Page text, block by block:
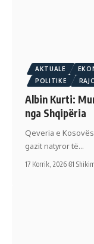
AKTUALE
POLITIKE
Albin Kurti:
nga Shqipëria
Qeveria e
gazit natyror të…
17 Korrik, 2026 81